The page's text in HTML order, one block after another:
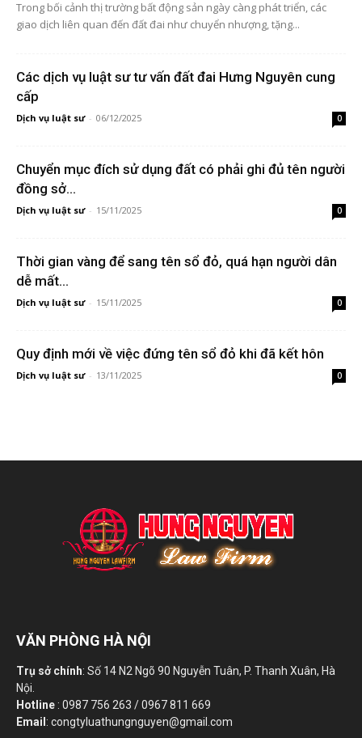
Trong bối cảnh thị trường bất động sản ngày càng phát triển, các
giao dịch liên quan đến đất đai như chuyển nhượng, tặng...
Các dịch vụ luật sư tư vấn đất đai Hưng Nguyên cung
cấp
Dịch vụ luật sư - 06/12/2025 0
Chuyển mục đích sử dụng đất có phải ghi đủ tên người
đồng sở...
Dịch vụ luật sư - 15/11/2025 0
Thời gian vàng để sang tên sổ đỏ, quá hạn người dân
dễ mất...
Dịch vụ luật sư - 15/11/2025 0
Quy định mới về việc đứng tên sổ đỏ khi đã kết hôn
Dịch vụ luật sư - 13/11/2025 0
VĂN PHÒNG HÀ NỘI
Trụ sở chính: Số 14 N2 Ngõ 90 Nguyễn Tuân, P. Thanh Xuân, Hà
Nội.
Hotline : 0987 756 263 / 0967 811 669
Email : congtyluathungnguyen@gmail.com